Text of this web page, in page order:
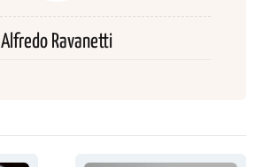
Alfredo Ravanetti